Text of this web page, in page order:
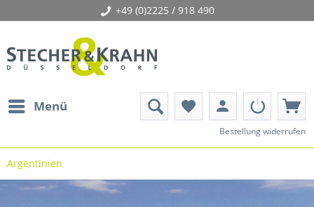
+49 (0)2225 / 918 490
Menü favorite person
Bestellung widerrufen
Argentinien